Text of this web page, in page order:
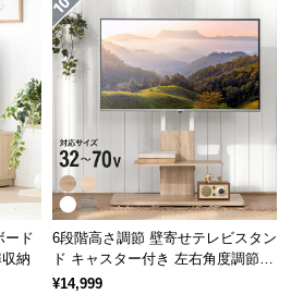
トータルコーデ
揃えることで空間に統一性
とまとまった印象のお部屋
ード
納
6段階高さ調節 壁寄せテレビスタン
ド キャスター付き 左右角度調節機
能
¥14,999